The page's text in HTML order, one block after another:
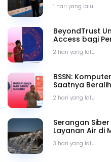
1 hari yang lalu
2 hari yang lalu
BeyondTrust
Access bagi
2 hari yang lalu
BSSN:
Saatnya
3 hari yang lalu
Serangan
Layanan Air di